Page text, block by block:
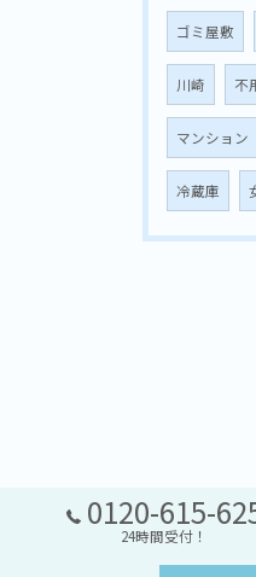
ゴミ屋敷
川崎 不
マンション
冷蔵庫
0120-615-
24時間受付！